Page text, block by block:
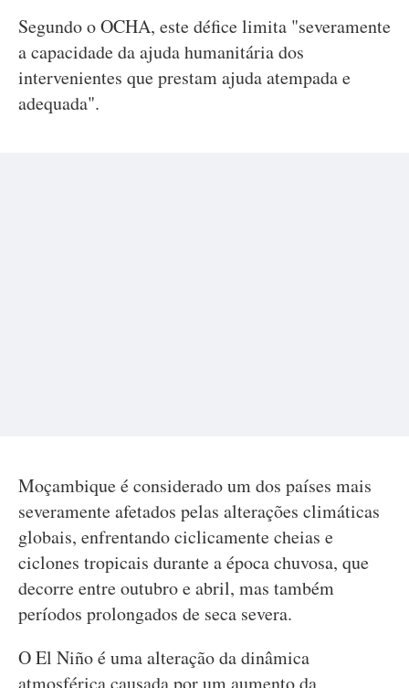
Segundo o OCHA, este défice limita "severamente
a capacidade da ajuda humanitária dos
intervenientes que prestam ajuda atempada e
adequada".
Moçambique é considerado um dos países mais
severamente afetados pelas alterações climáticas
globais, enfrentando ciclicamente cheias e
ciclones tropicais durante a época chuvosa, que
decorre entre outubro e abril, mas também
períodos prolongados de seca severa.
O El Niño é uma alteração da dinâmica
atmosférica causada por um aumento da